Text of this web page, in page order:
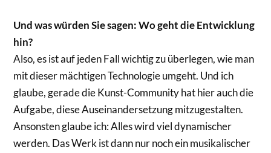
Und was würden Sie sagen: Wo geht die Entwicklung
hin?
Also, es ist auf jeden Fall wichtig zu überlegen, wie man
mit dieser mächtigen Technologie umgeht. Und ich
glaube, gerade die Kunst-Community hat hier auch die
Aufgabe, diese Auseinandersetzung mitzugestalten.
Ansonsten glaube ich: Alles wird viel dynamischer
werden. Das Werk ist dann nur noch ein musikalischer